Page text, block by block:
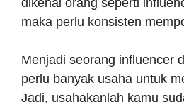
dikenal orang seperti
maka perlu konsisten
Menjadi seorang influencer
perlu banyak usaha untuk
Jadi, usahakanlah kamu